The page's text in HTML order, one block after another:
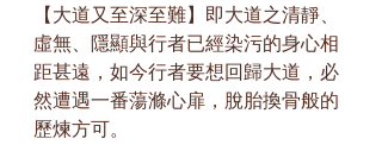
【大道又至深至難】即大道之清靜、
虛無、隱顯與行者已經染污的身心相
距甚遠，如今行者要想回歸大道，必
然遭遇一番蕩滌心扉，脫胎換骨般的
歷煉方可。